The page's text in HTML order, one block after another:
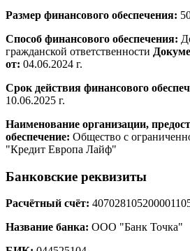
Размер финансового обеспечения:
Способ финансового обеспечения:
гражданской ответственности
от: 04.06.2024 г.
Срок действия финансового
10.06.2025 г.
Наименование организации,
обеспечение: Общество с
"Кредит Европа Лайф"
Банковские реквизиты
Расчётный счёт:
Название банка: ООО "Банк Точка"